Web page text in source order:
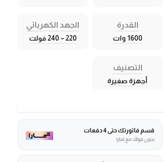
القدرة
1600 وات
الجهد الكهربائي
220 – 240 فولت
التصنيف
أجهزة صغيرة
قسم فاتورتك حتى 4 دفعات
بدون فوائد مع تمارا